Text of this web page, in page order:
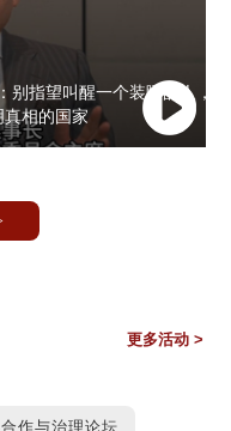
别指望叫醒一个装睡的人，
相的国家
更多活动 >
作与治理论坛